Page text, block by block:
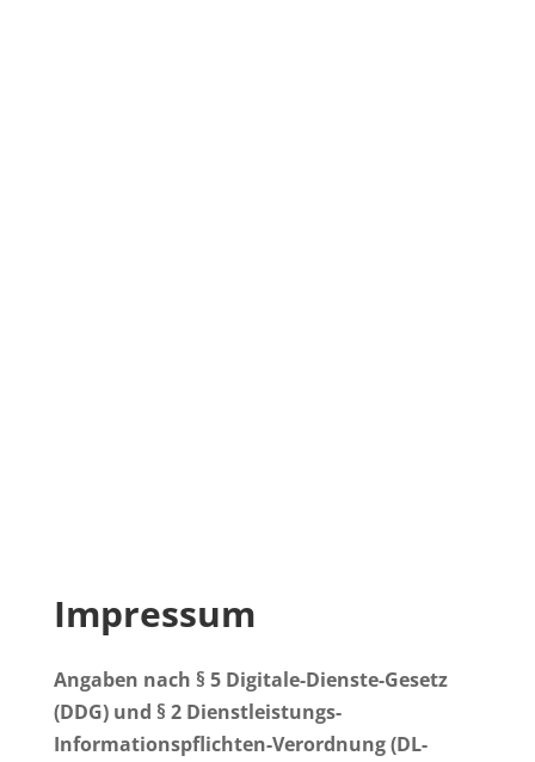
Impressum
Angaben nach § 5 Digitale-Dienste-Gesetz
(DDG) und § 2 Dienstleistungs-
Informationspflichten-Verordnung (DL-